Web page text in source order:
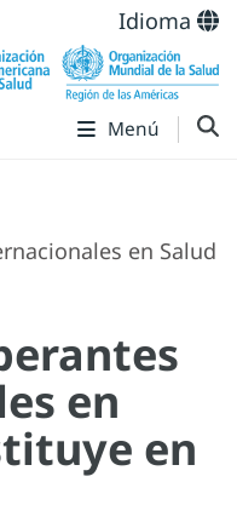
Idioma
Menú
en Salud
en
en